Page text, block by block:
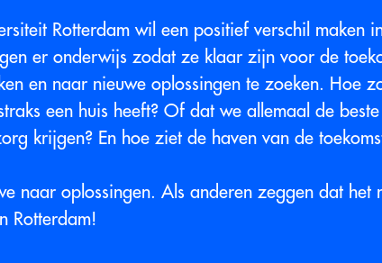
Rotterdam wil een positief verschil maken
er onderwijs zodat ze klaar zijn voor de
en naar nieuwe oplossingen te zoeken. Hoe
een huis heeft? Of dat we allemaal de beste
krijgen? En hoe ziet de haven van de
naar oplossingen. Als anderen zeggen dat het
Rotterdam!